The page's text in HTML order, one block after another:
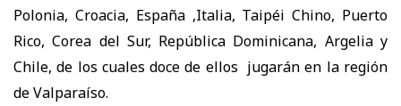
Polonia, Croacia, España ,Italia, Taipéi Chino, Puerto
Rico, Corea del Sur, República Dominicana, Argelia y
Chile, de los cuales doce de ellos jugarán en la región
de Valparaíso.